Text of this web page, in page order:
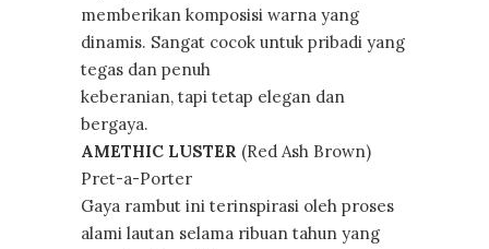
memberikan komposisi warna yang
dinamis. Sangat cocok untuk pribadi yang
tegas dan penuh
keberanian, tapi tetap elegan dan
bergaya.
AMETHIC LUSTER (Red Ash Brown)
Pret-a-Porter
Gaya rambut ini terinspirasi oleh proses
alami lautan selama ribuan tahun yang